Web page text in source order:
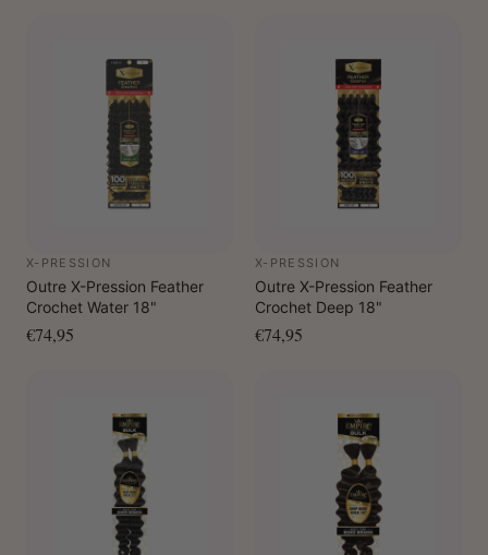
X-PRESSION
Outre X-Pression Feather
Crochet Water 18"
€74,95
X-PRESSION
Outre X-Pression Feather
Crochet Deep 18"
€74,95